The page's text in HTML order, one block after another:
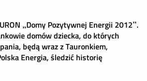
„Domy Pozytywnej Energii 2012”.
domów dziecka, do których
będą wraz z Tauronkiem,
Energia, śledzić historię